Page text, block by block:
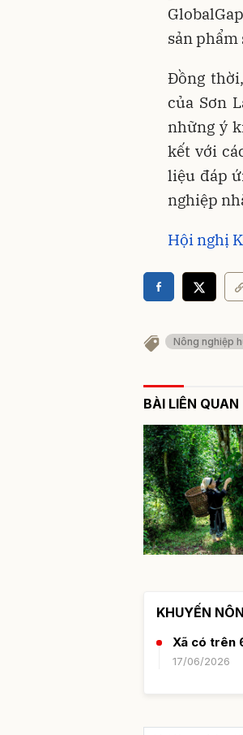
sản phẩm
Đồng
của Sơn
những ý
kết với
liệu đáp
nghiệp
Hội nghị
Nông nghiệp
BÀI LIÊN QUAN
KHUYẾN
Xã có trên
17/06/2026